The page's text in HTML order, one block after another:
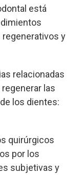
está
y
relacionadas
regenerar las
los dientes:
quirúrgicos
por los
subjetivas y